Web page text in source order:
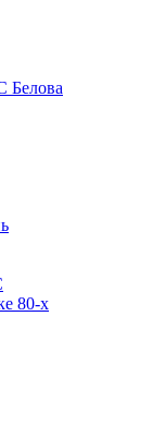
Белова
80-х